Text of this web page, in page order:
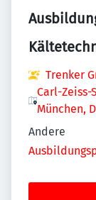
Trenker
Carl-Zeiss-
München,
Andere